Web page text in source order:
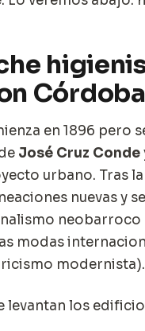
Córdoba
en 1896 pero
José Cruz Conde
urbano. Tras la
nuevas y
modas
modernista).
levantan los